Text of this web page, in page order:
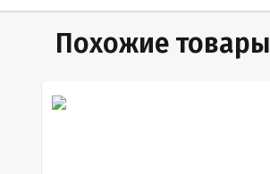
Похожие товары